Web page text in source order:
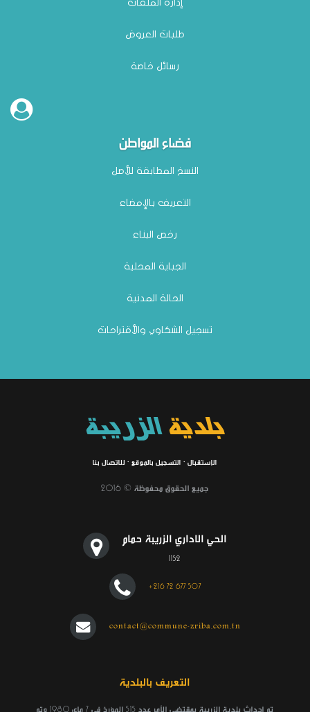
طلبات العروض
رسائل خاصة
فضاء المواطن
النسخ المطابقة للأصل
التعريف بالإمضاء
رخص البناء
الجباية المحلية
الحالة المدنية
تسجيل الشكاوي والأقتراحات
بلديةالزريبة
للاتصال بنا · التسجيل بالموقع · الإستقبال
جميع الحقوق محفوظة © 2016
الحي الاداري الزريبة حمام
1152
+216 72 677 507
contact@commune-zriba.com.tn
التعريف بالبلدية
تم إحداث بلدية الزريبة بمقتضى الأمر عدد 515 المؤرخ في 7 ماي 1980 وتم